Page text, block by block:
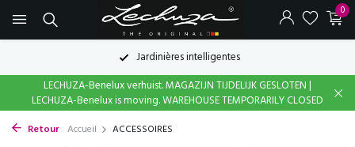
0
Jardinières intelligentes
LECHUZA-Benelux verhuist. MAGAZIJN TIJDELIJK GESLOTEN |
LECHUZA-Benelux is moving. WAREHOUSE TEMPORARILY CLOSED
Retour Accueil ACCESSOIRES